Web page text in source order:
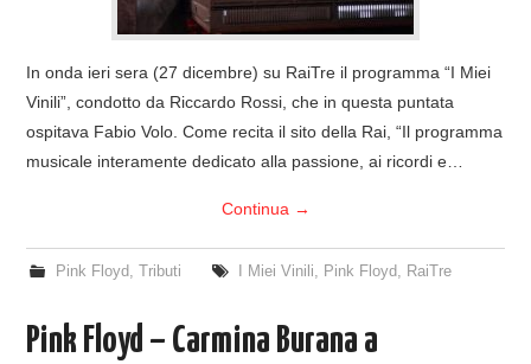
In onda ieri sera (27 dicembre) su RaiTre il programma “I Miei
Vinili”, condotto da Riccardo Rossi, che in questa puntata
ospitava Fabio Volo. Come recita il sito della Rai, “Il programma
musicale interamente dedicato alla passione, ai ricordi e…
Continua →
Pink Floyd, Tributi I Miei Vinili, Pink Floyd, RaiTre
Pink Floyd – Carmina Burana a